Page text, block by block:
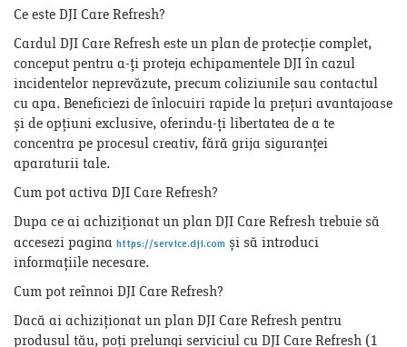
Ce este DJI Care Refresh?
Cardul DJI Care Refresh este un plan de protecție complet,
conceput pentru a-ți proteja echipamentele DJI în cazul
incidentelor neprevăzute, precum coliziunile sau contactul
cu apa. Beneficiezi de înlocuiri rapide la prețuri avantajoase
și de opțiuni exclusive, oferindu-ți libertatea de a te
concentra pe procesul creativ, fără grija siguranței
aparaturii tale.
Cum pot activa DJI Care Refresh?
Dupa ce ai achiziționat un plan DJI Care Refresh trebuie să
accesezi pagina https://service.dji.com și să introduci
informațiile necesare.
Cum pot reînnoi DJI Care Refresh?
Dacă ai achiziționat un plan DJI Care Refresh pentru
produsul tău, poți prelungi serviciul cu DJI Care Refresh (1